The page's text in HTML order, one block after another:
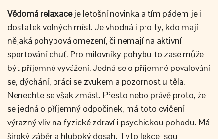
Vědomá relaxaceje letošní novinka a tím pádem je i
dostatek volných míst. Je vhodná i pro ty, kdo mají
nějaká pohybová omezení, či nemají na aktivní
sportování chuť. Pro milovníky pohybu to zase může
být příjemné vyvážení. Jedná se o příjemné povalování
se, dýchání, práci se zvukem a pozornost u těla.
Nenechte se však zmást. Přesto nebo právě proto, že
se jedná o příjemný odpočinek, má toto cvičení
výrazný vliv na fyzické zdraví i psychickou pohodu. Má
široký záběr a hluboký dosah. Tyto lekce jsou